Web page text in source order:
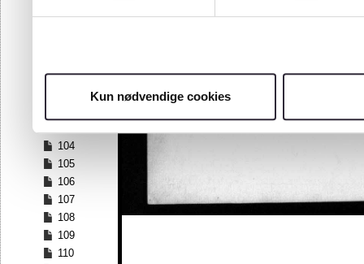
Kun nødvendige cookies
97
100
104
105
106
107
108
109
110